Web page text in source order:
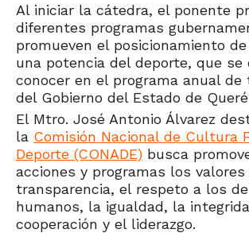
Al iniciar la cátedra, el ponente
diferentes programas
promueven el posicionamiento
una potencia del deporte, que se
conocer en el programa anual de
del Gobierno del Estado de
El Mtro. José Antonio Álvarez
la Comisión Nacional de Cultura
Deporte (CONADE) busca
acciones y programas los
transparencia, el respeto a los
humanos, la igualdad, la
cooperación y el liderazgo.